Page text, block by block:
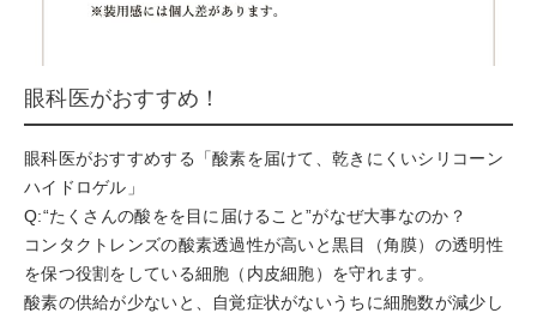
眼科医がおすすめ！
眼科医がおすすめする「酸素を届けて、乾きにくいシリコーン
ハイドロゲル」
Q:“たくさんの酸をを目に届けること”がなぜ大事なのか？
コンタクトレンズの酸素透過性が高いと黒目（角膜）の透明性
を保つ役割をしている細胞（内皮細胞）を守れます。
酸素の供給が少ないと、自覚症状がないうちに細胞数が減少し